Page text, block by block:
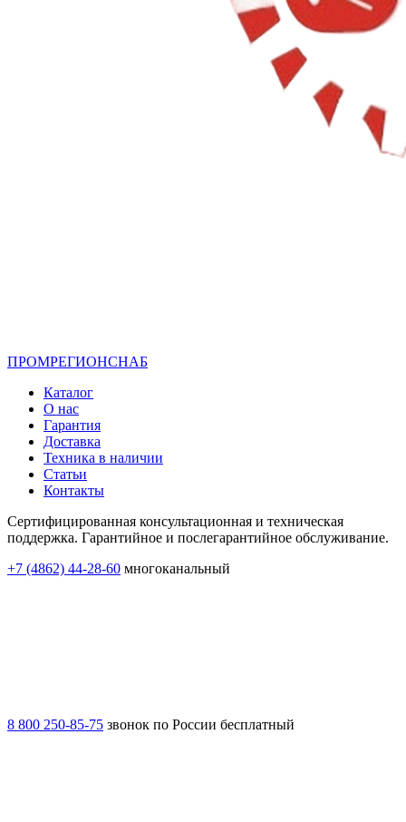
ПРОМРЕГИОНСНАБ
Каталог
О нас
Гарантия
Доставка
Техника в наличии
Статьи
Контакты
Сертифицированная консультационная и техническая
поддержка. Гарантийное и послегарантийное обслуживание.
+7 (4862) 44-28-60 многоканальный
8 800 250-85-75 звонок по России бесплатный